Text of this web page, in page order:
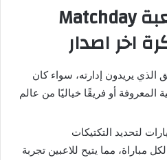
مميزات تحميل لعبة Matchday
الذي يريدون إدارته، سواء كان
المعروفة أو فريقًا خياليًا من عالم
لتحديد التكتيكات
مباراة، مما يتيح للاعبين تجربة